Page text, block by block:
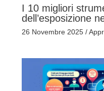
I 10 migliori
dell’esposizione
26 Novembre 2025 /